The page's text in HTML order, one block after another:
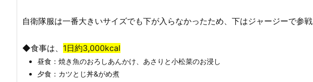
自衛隊服は一番大きいサイズでも下が入らなかったため、下はジャージーで参戦
◆食事は、 1日約3,000kcal
昼食：焼き魚のおろしあんかけ、あさりと小松菜のお浸し
夕食：カツとじ丼&がめ煮